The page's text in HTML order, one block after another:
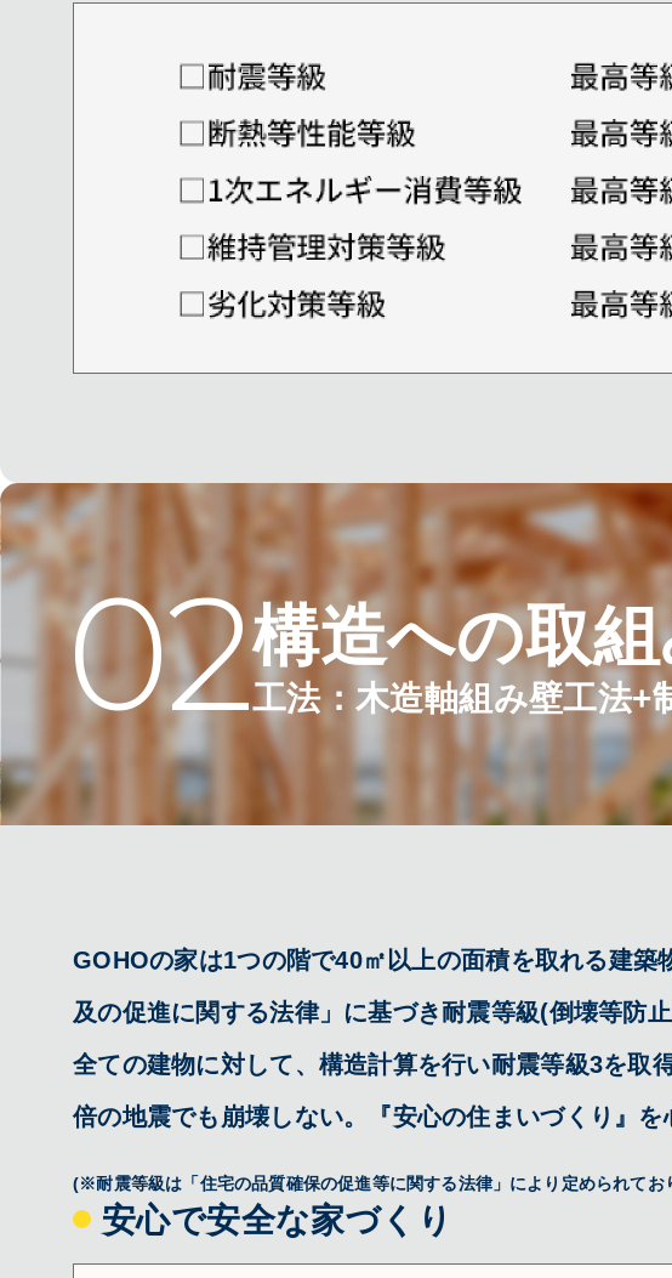
02構造への取
工法：木造軸組み壁工法+
GOHOの家は1つの階で40㎡以上の面積を取れる建
及の促進に関する法律」に基づき耐震等級(倒壊等防
全ての建物に対して、構造計算を行い耐震等級3を取
倍の地震でも崩壊しない。『安心の住まいづくり』を
(※耐震等級は「住宅の品質確保の促進等に関する法律」により定められてお
安心で安全な家づくり